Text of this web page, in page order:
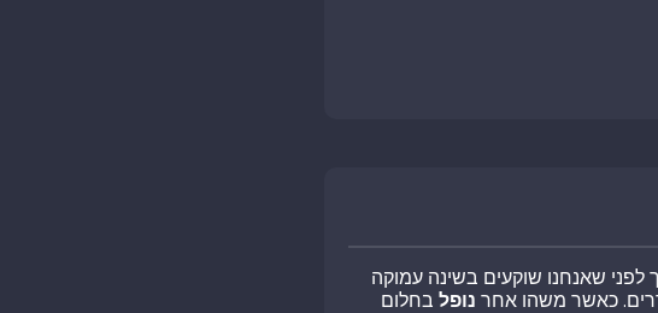
לפני שאנחנו שוקעים בשינה עמוקה
כאשר משהו אחר נופלבחלום